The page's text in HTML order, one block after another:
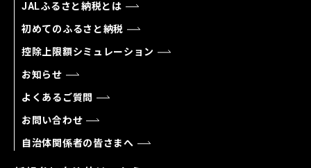
JALふるさと納税とは
初めてのふるさと納税
控除上限額シミュレーション
お知らせ
よくあるご質問
お問い合わせ
自治体関係者の皆さまへ